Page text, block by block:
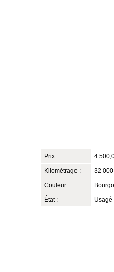
Prix : 4
Kilométrage : 32
Couleur :
État : Usagé